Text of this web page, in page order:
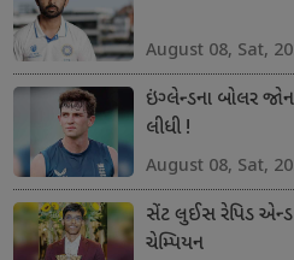
August 08, Sat,
ઇંગ્લેન્ડના બોલર જોન
લીધી !
August 08, Sat,
સેંટ લુઈસ રેપિડ એન્ડ
ચેમ્પિયન